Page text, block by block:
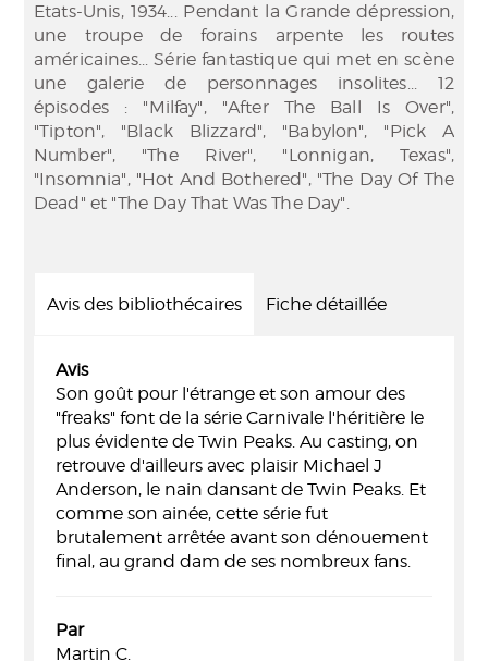
Etats-Unis, 1934... Pendant la Grande dépression,
une troupe de forains arpente les routes
américaines... Série fantastique qui met en scène
une galerie de personnages insolites... 12
épisodes : "Milfay", "After The Ball Is Over",
"Tipton", "Black Blizzard", "Babylon", "Pick A
Number", "The River", "Lonnigan, Texas",
"Insomnia", "Hot And Bothered", "The Day Of The
Dead" et "The Day That Was The Day".
Avis des bibliothécaires Fiche détaillée
Avis
Son goût pour l'étrange et son amour des
"freaks" font de la série Carnivale l'héritière le
plus évidente de Twin Peaks. Au casting, on
retrouve d'ailleurs avec plaisir Michael J
Anderson, le nain dansant de Twin Peaks. Et
comme son ainée, cette série fut
brutalement arrêtée avant son dénouement
final, au grand dam de ses nombreux fans.
Par
Martin C.